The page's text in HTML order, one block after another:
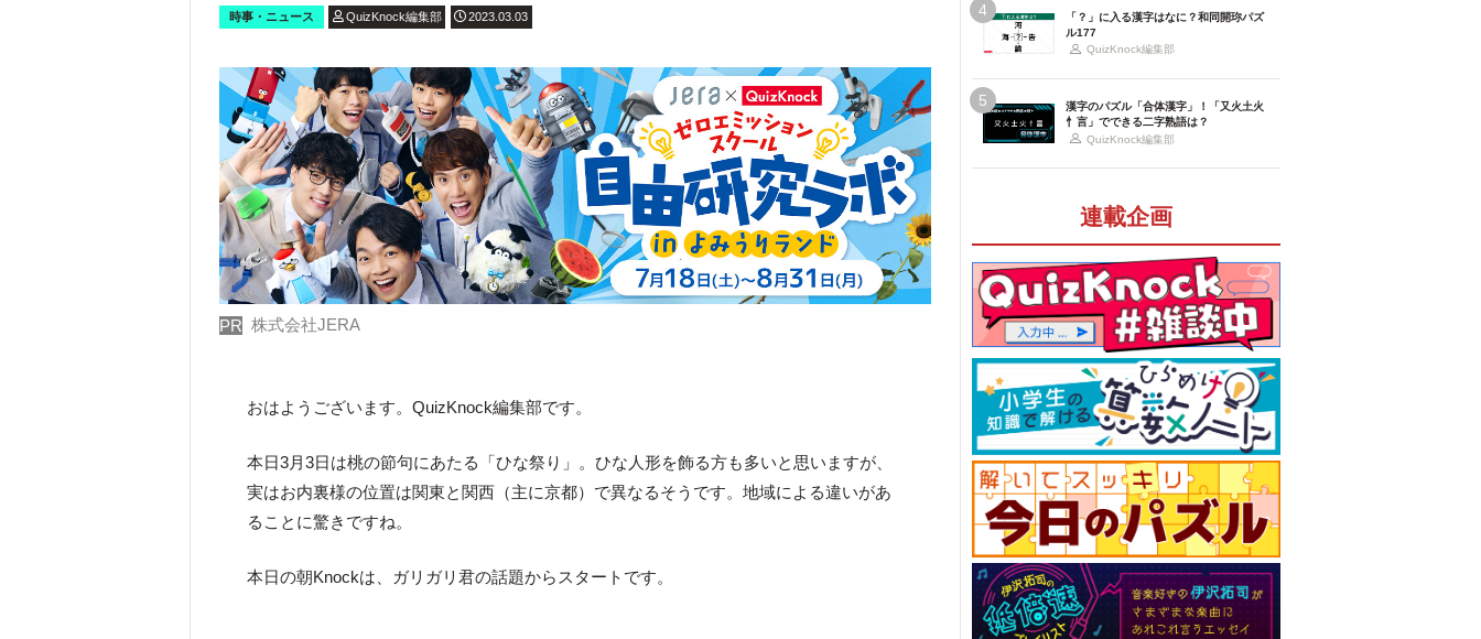
時事・ニュース QuizKnock編集部 2023.03.03
PR 株式会社JERA
おはようございます。QuizKnock編集部です。
本日3月3日は桃の節句にあたる「ひな祭り」。ひな人形を飾る方も多いと思いますが、
実はお内裏様の位置は関東と関西（主に京都）で異なるそうです。地域による違いがあ
ることに驚きですね。
本日の朝Knockは、ガリガリ君の話題からスタートです。
4
「？」に入る漢字はなに？和同開珎パズ
ル177
QuizKnock編集部
5
漢字のパズル「合体漢字」！「又火土火
忄言」でできる二字熟語は？
QuizKnock編集部
連載企画